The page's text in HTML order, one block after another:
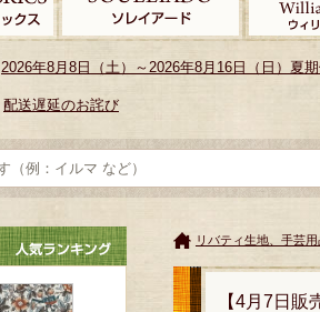
2026年8月8日（土）～2026年8月16日（日）夏
配送遅延のお詫び
リバティ生地、手芸
【4月7日販